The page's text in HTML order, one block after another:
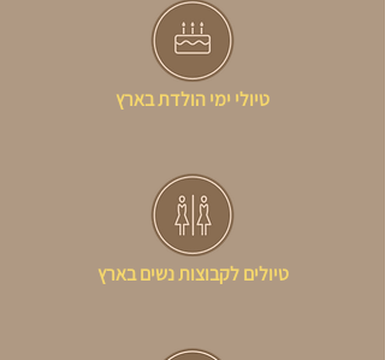
טיולי ימי הולדת בארץ
טיולים לקבוצות נשים בארץ